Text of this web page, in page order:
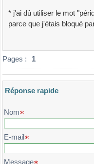
* j'ai dû utiliser le mot
parce que j'étais bloqué
Pages : 1
Réponse rapide
Veuillez composer
Nom
E-mail
Message